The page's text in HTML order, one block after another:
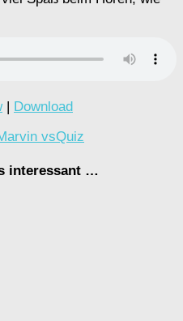
| Download
vsQuiz
interessant …